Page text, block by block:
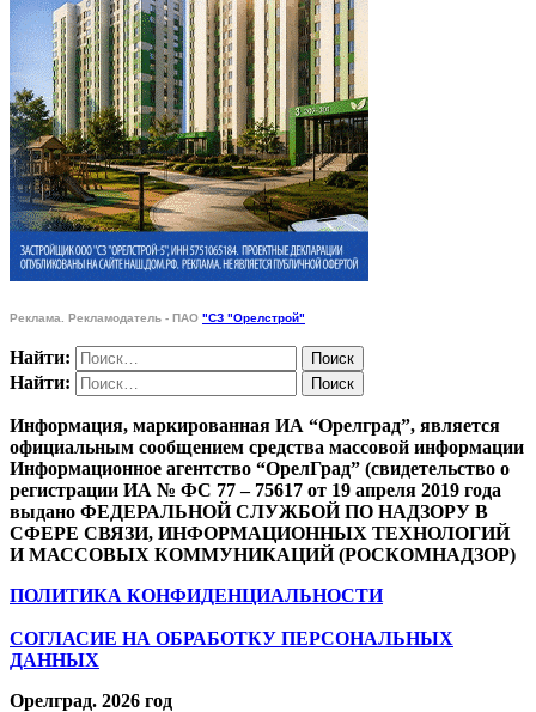
Реклама. Рекламодатель - ПАО "СЗ "Орелстрой"
Найти:
Найти:
Информация, маркированная ИА “Орелград”, является
официальным сообщением средства массовой информации
Информационное агентство “ОрелГрад” (свидетельство о
регистрации ИА № ФС 77 – 75617 от 19 апреля 2019 года
выдано ФЕДЕРАЛЬНОЙ СЛУЖБОЙ ПО НАДЗОРУ В
СФЕРЕ СВЯЗИ, ИНФОРМАЦИОННЫХ ТЕХНОЛОГИЙ
И МАССОВЫХ КОММУНИКАЦИЙ (РОСКОМНАДЗОР)
ПОЛИТИКА КОНФИДЕНЦИАЛЬНОСТИ
СОГЛАСИЕ НА ОБРАБОТКУ ПЕРСОНАЛЬНЫХ
ДАННЫХ
Орелград. 2026 год